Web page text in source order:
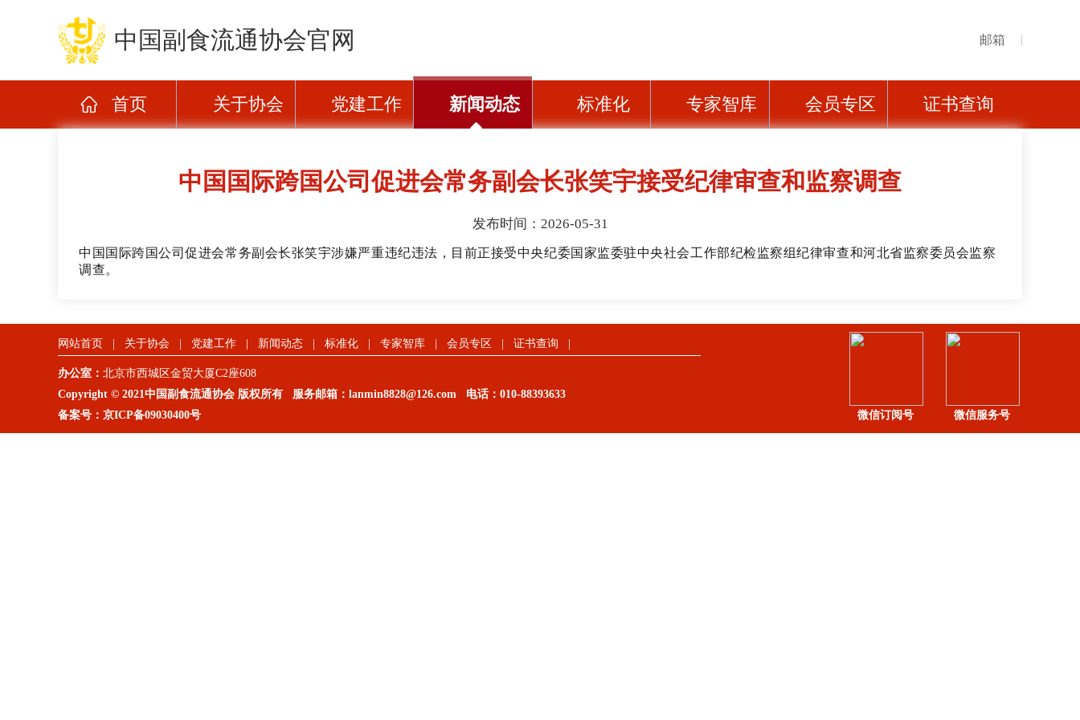
中国副食流通协会官网 邮箱
首页 关于协会 党建工作 新闻动态 标准化 专家智库 会员专区 证书查询
中国国际跨国公司促进会常务副会长张笑宇接受纪律审查和监察调查
发布时间：2026-05-31
中国国际跨国公司促进会常务副会长张笑宇涉嫌严重违纪违法，目前正接受中央纪委国家监委驻中央社会工作部纪检监察组纪律审查和河北省监察委员会监察
调查。
网站首页 关于协会 党建工作 新闻动态 标准化 专家智库 会员专区 证书查询
办公室： 北京市西城区金贸大厦C2座608
Copyright © 2021中国副食流通协会 版权所有 服务邮箱：lanmin8828@126.com 电话： 010-88393633
备案号： 京ICP备09030400号 微信服务号
微信订阅号